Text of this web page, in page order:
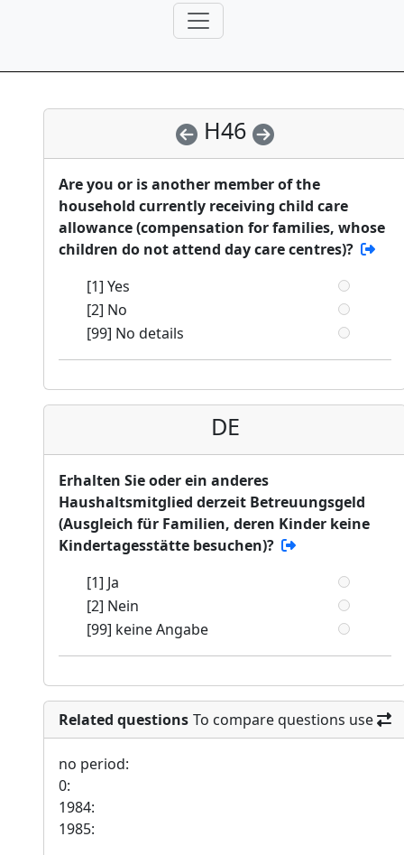
H46
Are you or is another member of the
household currently receiving child care
allowance (compensation for families, whose
children do not attend day care centres)?
[1] Yes
[2] No
[99] No details
DE
Erhalten Sie oder ein anderes
Haushaltsmitglied derzeit Betreuungsgeld
(Ausgleich für Familien, deren Kinder keine
Kindertagesstätte besuchen)?
[1] Ja
[2] Nein
[99] keine Angabe
Related questions To compare questions use
no period:
0:
1984:
1985: